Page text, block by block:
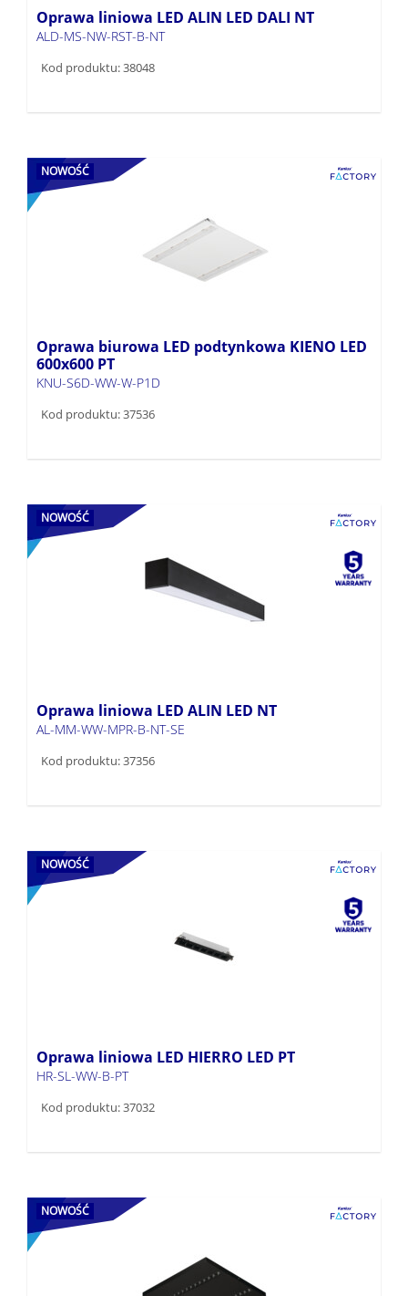
Oprawa liniowa LED ALIN LED DALI NT
ALD-MS-NW-RST-B-NT
Kod produktu: 38048
NOWOŚĆ
Oprawa biurowa LED podtynkowa KIENO LED
600x600 PT
KNU-S6D-WW-W-P1D
Kod produktu: 37536
NOWOŚĆ
Oprawa liniowa LED ALIN LED NT
AL-MM-WW-MPR-B-NT-SE
Kod produktu: 37356
NOWOŚĆ
Oprawa liniowa LED HIERRO LED PT
HR-SL-WW-B-PT
Kod produktu: 37032
NOWOŚĆ